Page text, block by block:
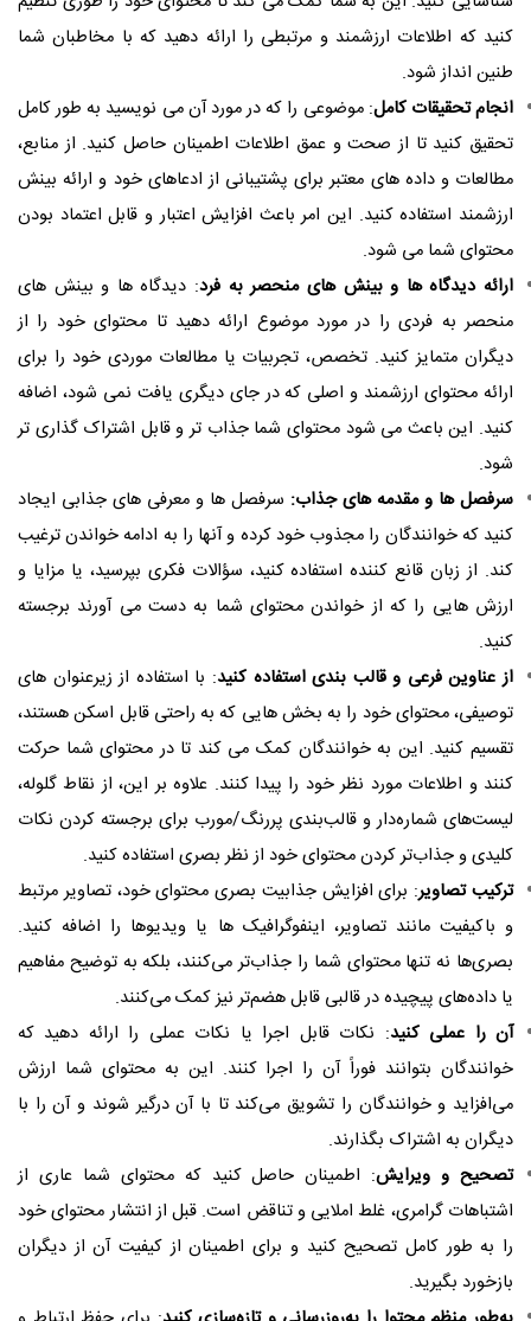
کنید که اطلاعات ارزشمند و مرتبطی را ارائه دهید که با مخاطبان شما
طنین انداز شود.
انجام تحقیقات کامل: موضوعی را که در مورد آن می نویسید به طور کامل
تحقیق کنید تا از صحت و عمق اطلاعات اطمینان حاصل کنید. از منابع،
مطالعات و داده های معتبر برای پشتیبانی از ادعاهای خود و ارائه بینش
ارزشمند استفاده کنید. این امر باعث افزایش اعتبار و قابل اعتماد بودن
محتوای شما می شود.
ارائه دیدگاه ها و بینش های منحصر به فرد: دیدگاه ها و بینش های
منحصر به فردی را در مورد موضوع ارائه دهید تا محتوای خود را از
دیگران متمایز کنید. تخصص، تجربیات یا مطالعات موردی خود را برای
ارائه محتوای ارزشمند و اصلی که در جای دیگری یافت نمی شود، اضافه
کنید. این باعث می شود محتوای شما جذاب تر و قابل اشتراک گذاری تر
شود.
سرفصل ها و مقدمه های جذاب: سرفصل ها و معرفی های جذابی ایجاد
کنید که خوانندگان را مجذوب خود کرده و آنها را به ادامه خواندن ترغیب
کند. از زبان قانع کننده استفاده کنید، سؤالات فکری بپرسید، یا مزایا و
ارزش هایی را که از خواندن محتوای شما به دست می آورند برجسته
کنید.
از عناوین فرعی و قالب بندی استفاده کنید: با استفاده از زیرعنوان های
توصیفی، محتوای خود را به بخش هایی که به راحتی قابل اسکن هستند،
تقسیم کنید. این به خوانندگان کمک می کند تا در محتوای شما حرکت
کنند و اطلاعات مورد نظر خود را پیدا کنند. علاوه بر این، از نقاط گلوله،
لیست‌های شماره‌دار و قالب‌بندی پررنگ/مورب برای برجسته کردن نکات
کلیدی و جذاب‌تر کردن محتوای خود از نظر بصری استفاده کنید.
ترکیب تصاویر: برای افزایش جذابیت بصری محتوای خود، تصاویر مرتبط
و باکیفیت مانند تصاویر، اینفوگرافیک ها یا ویدیوها را اضافه کنید.
بصری‌ها نه تنها محتوای شما را جذاب‌تر می‌کنند، بلکه به توضیح مفاهیم
یا داده‌های پیچیده در قالبی قابل هضم‌تر نیز کمک می‌کنند.
آن را عملی کنید: نکات قابل اجرا یا نکات عملی را ارائه دهید که
خوانندگان بتوانند فوراً آن را اجرا کنند. این به محتوای شما ارزش
می‌افزاید و خوانندگان را تشویق می‌کند تا با آن درگیر شوند و آن را با
دیگران به اشتراک بگذارند.
تصحیح و ویرایش: اطمینان حاصل کنید که محتوای شما عاری از
اشتباهات گرامری، غلط املایی و تناقض است. قبل از انتشار محتوای خود
را به طور کامل تصحیح کنید و برای اطمینان از کیفیت آن از دیگران
بازخورد بگیرید.